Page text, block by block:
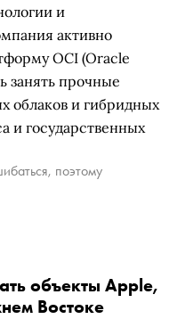
и
активно
OCI (Oracle
занять прочные
облаков и гибридных
и государственных
поэтому
объекты Apple,
Востоке